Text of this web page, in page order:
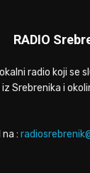
RADIO
radio koji se
Srebrenika i
: